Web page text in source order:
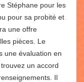
Stéphane pour les
pour sa probité et
une offre
pièces. Le
une évaluation en
un accord
Il